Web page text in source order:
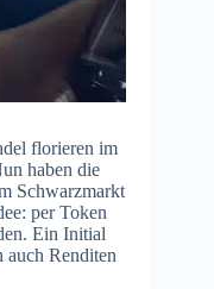
florieren im
haben die
Schwarzmarkt
per Token
Ein Initial
Renditen